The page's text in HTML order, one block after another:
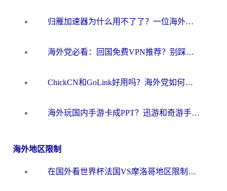
归雁加速器为什么用不了了？一位海外游子的真实困惑与技术解答
海外党必看：回国免费VPN推荐？别踩坑！教你选对加速器无缝刷国内资源
ChickCN和GoLink好用吗？海外党如何选对回国加速器
海外玩国内手游卡成PPT？迅游和奇游手游哪个好？一篇讲透回国加速器怎么选
海外地区限制
在国外看世界杯法国VS摩洛哥地区限制？这篇指南让你流畅看中文解说无压力